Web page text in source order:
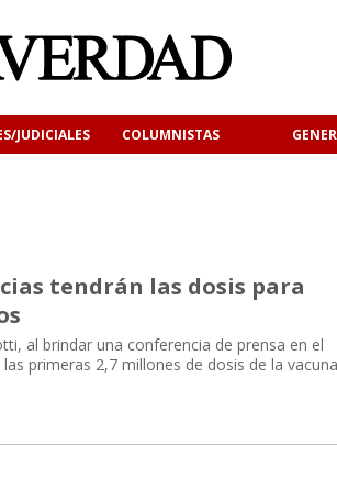
JUDICIALES COLUMNISTAS
tendrán las dosis para
al brindar una conferencia de prensa en el
primeras 2,7 millones de dosis de la vacuna